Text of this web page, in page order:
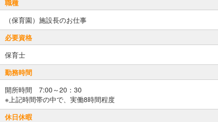
職種
（保育園）施設長のお仕事
必要資格
保育士
勤務時間
開所時間 7:00～20：30
※上記時間帯の中で、実働8時間程度
休日休暇